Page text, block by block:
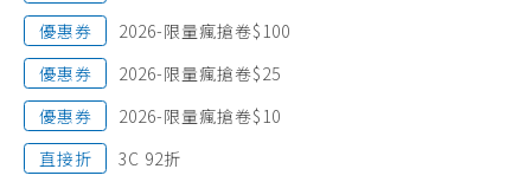
他
品
牌
優惠券
2026-限量瘋搶卷$100
優惠券
2026-限量瘋搶卷$25
優惠券
2026-限量瘋搶卷$10
直接折
3C 92折